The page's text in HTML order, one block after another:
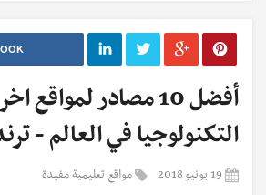
أفضل 10 مصادر لمواقع
التكنولوجيا في العالم -
19 يونيو 2018 مواقع تعليمية مفيدة